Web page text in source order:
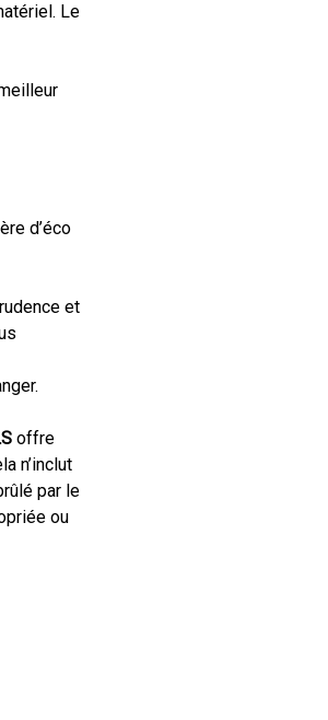
est vide.
Le
d’éco
et
offre
n’inclut
par le
ou